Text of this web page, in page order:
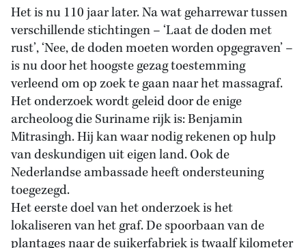
Het is nu 110 jaar later. Na wat geharrewar tussen
verschillende stichtingen – ‘Laat de doden met
rust’, ‘Nee, de doden moeten worden opgegraven’ –
is nu door het hoogste gezag toestemming
verleend om op zoek te gaan naar het massagraf.
Het onderzoek wordt geleid door de enige
archeoloog die Suriname rijk is: Benjamin
Mitrasingh. Hij kan waar nodig rekenen op hulp
van deskundigen uit eigen land. Ook de
Nederlandse ambassade heeft ondersteuning
toegezegd.
Het eerste doel van het onderzoek is het
lokaliseren van het graf. De spoorbaan van de
plantages naar de suikerfabriek is twaalf kilometer